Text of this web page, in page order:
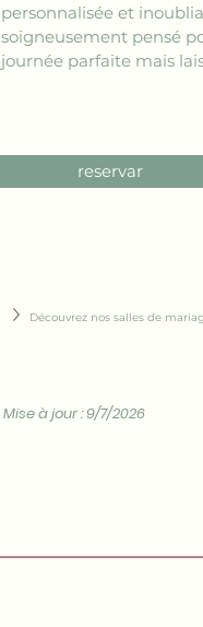
personnalisée et
soigneusement pensé
journée parfaite mais
reservar
Découvrez nos salles de
Mise à jour : 9/7/2026